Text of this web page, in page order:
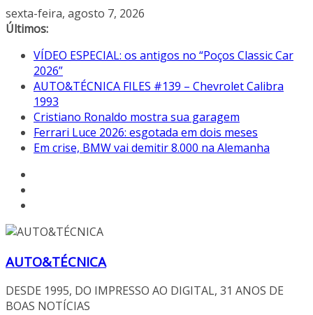
Pular
para
conteúdo
sexta-feira, agosto 7, 2026
Últimos:
VÍDEO ESPECIAL: os antigos no “Poços Classic Car
2026”
AUTO&TÉCNICA FILES #139 – Chevrolet Calibra
1993
Cristiano Ronaldo mostra sua garagem
Ferrari Luce 2026: esgotada em dois meses
Em crise, BMW vai demitir 8.000 na Alemanha
AUTO&TÉCNICA
DESDE 1995, DO IMPRESSO AO DIGITAL, 31 ANOS DE
BOAS NOTÍCIAS